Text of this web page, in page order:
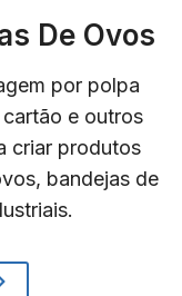
De Ovos
por polpa
e outros
criar produtos
bandejas de